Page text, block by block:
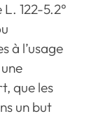
122-5.2°
à l’usage
que les
un but